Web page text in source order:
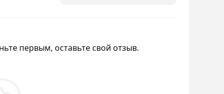
первым, оставьте свой отзыв.